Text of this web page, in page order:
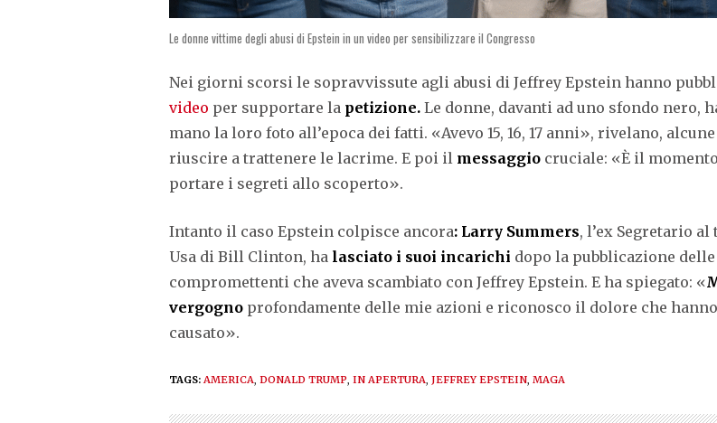
Le donne vittime degli abusi di Epstein in un video per sensibilizzare il Congresso
Nei giorni scorsi le sopravvissute agli abusi di Jeffrey Epstein hanno
video per supportare la petizione. Le donne, davanti ad uno sfondo nero,
mano la loro foto all’epoca dei fatti. «Avevo 15, 16, 17 anni», rivelano,
riuscire a trattenere le lacrime. E poi il messaggio cruciale: «È il
portare i segreti allo scoperto».
Intanto il caso Epstein colpisce ancora: Larry Summers, l’ex Segretario al
Usa di Bill Clinton, ha lasciato i suoi incarichi dopo la pubblicazione
compromettenti che aveva scambiato con Jeffrey Epstein. E ha spiegato: «
vergogno profondamente delle mie azioni e riconosco il dolore che hanno
causato».
TAGS: AMERICA DONALD TRUMP IN APERTURA JEFFREY EPSTEIN MAGA